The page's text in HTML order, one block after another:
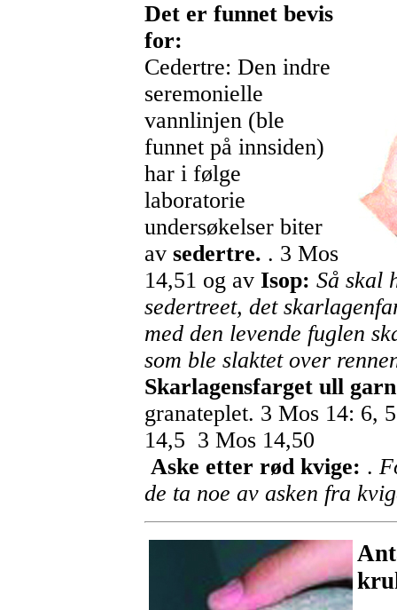
Det er funnet bevis
for:
Cedertre: Den indre
seremonielle
vannlinjen (ble
funnet på innsiden)
har i følge
laboratorie
undersøkelser biter
av sedertre. . 3 Mos
14,51 og av Isop: Så skal
sedertreet, det
med den levende fuglen
som ble slaktet over
Skarlagensfarget ull
granateplet. 3 Mos 14: 6,
14,5 3 Mos 14,50
Aske etter rød kvige: .
de ta noe av asken fra